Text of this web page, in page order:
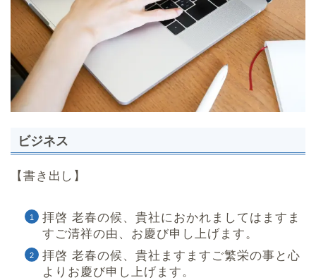
ビジネス
【書き出し】
拝啓 老春の候、貴社におかれましてはますま
すご清祥の由、お慶び申し上げます。
拝啓 老春の候、貴社ますますご繁栄の事と心
よりお慶び申し上げます。